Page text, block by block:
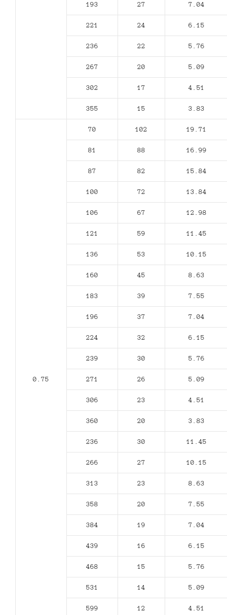
193 27 7.04
221 24 6.15
236 22 5.76
267 20 5.09
302 17 4.51
355 15 3.83
0.75
70 102 19.71
81 88 16.99
87 82 15.84
100 72 13.84
106 67 12.98
121 59 11.45
136 53 10.15
160 45 8.63
183 39 7.55
196 37 7.04
224 32 6.15
239 30 5.76
271 26 5.09
306 23 4.51
360 20 3.83
236 30 11.45
266 27 10.15
313 23 8.63
358 20 7.55
384 19 7.04
439 16 6.15
468 15 5.76
531 14 5.09
599 12 4.51